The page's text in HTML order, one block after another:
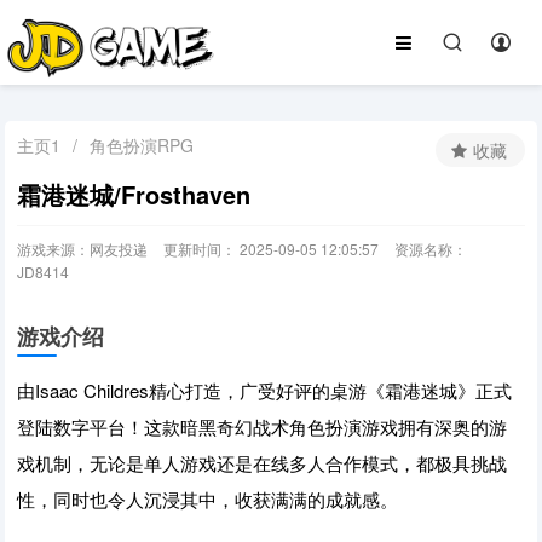
主页1 / 角色扮演RPG
霜港迷城/Frosthaven
游戏来源：网友投递 更新时间： 2025-09-05 12:05:57
资源名称：
JD8414
收藏
游戏介绍
由Isaac Childres精心打造，广受好评的桌游《霜港迷城》正式
登陆数字平台！这款暗黑奇幻战术角色扮演游戏拥有深奥的游
戏机制，无论是单人游戏还是在线多人合作模式，都极具挑战
性，同时也令人沉浸其中，收获满满的成就感。